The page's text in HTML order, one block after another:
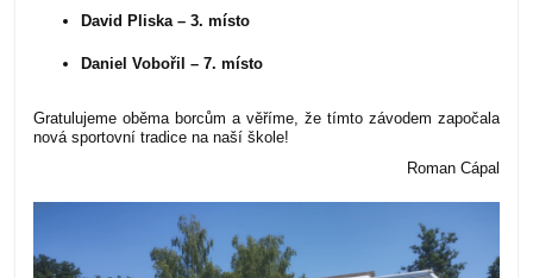
David Pliska – 3. místo
Daniel Vobořil – 7. místo
Gratulujeme oběma borcům a věříme, že tímto závodem započala
nová sportovní tradice na naší škole!
Roman Cápal